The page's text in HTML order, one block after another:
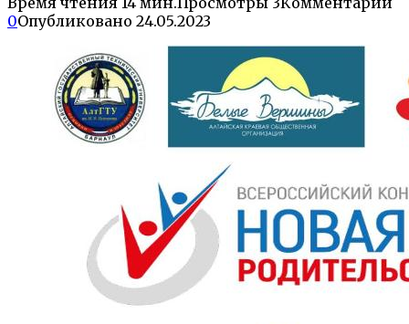
0Опубликовано 24.05.2023